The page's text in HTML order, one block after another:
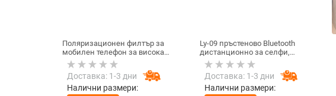
Поляризационен филтър за
мобилен телефон за висока
резолюция — ND филтър, модел
GZM
Доставка: 1-3 дни
Налични размери:
Ly-09 пръстеново Bluetooth
дистанционно за селфи,
Bluetooth 5.3, ABS материал,
тегло 10
Доставка: 1-3 дни
Налични размери: